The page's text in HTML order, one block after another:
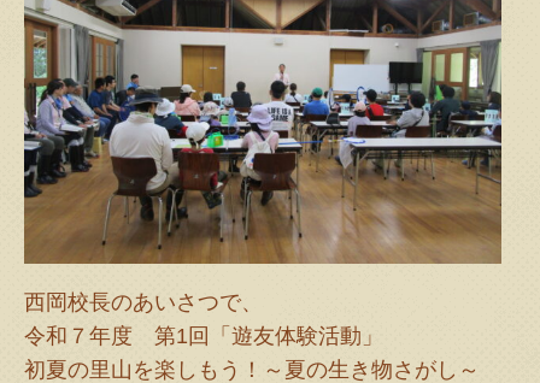
西岡校長のあいさつで、
令和７年度 第1回「遊友体験活動」
初夏の里山を楽しもう！～夏の生き物さがし～